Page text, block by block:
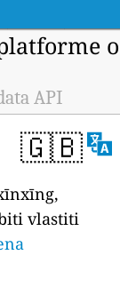
o
API
🇬🇧
vlastiti